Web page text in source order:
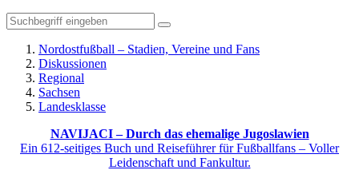
Nordostfußball – Stadien, Vereine und Fans
Diskussionen
Regional
Sachsen
Landesklasse
NAVIJACI – Durch das ehemalige Jugoslawien
Ein 612-seitiges Buch und Reiseführer für Fußballfans – Voller
Leidenschaft und Fankultur.